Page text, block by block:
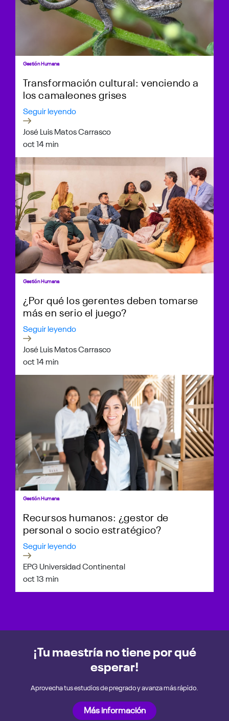
Gestión Humana
Transformación cultural: venciendo a
los camaleones grises
Seguir leyendo
José Luis Matos Carrasco
oct 14 min
Gestión Humana
¿Por qué los gerentes deben tomarse
más en serio el juego?
Seguir leyendo
José Luis Matos Carrasco
oct 14 min
Gestión Humana
Recursos humanos: ¿gestor de
personal o socio estratégico?
Seguir leyendo
EPG Universidad Continental
oct 13 min
¡Tu maestría no tiene por qué
esperar!
Aprovecha tus estudios de pregrado y avanza más rápido.
Más información